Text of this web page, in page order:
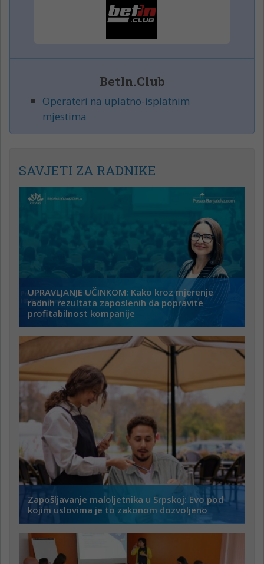
BetIn.Club
Operateri na uplatno-isplatnim
mjestima
SAVJETI ZA RADNIKE
UPRAVLJANJE UČINKOM: Kako kroz mjerenje
radnih rezultata zaposlenih da popravite
profitabilnost kompanije
Zapošljavanje maloljetnika u Srpskoj: Evo pod
kojim uslovima je to zakonom dozvoljeno